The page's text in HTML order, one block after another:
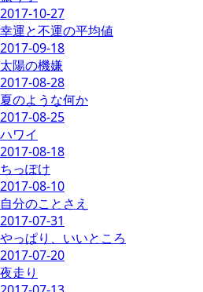
2017-10-27
幸運と不運の平均値
2017-09-18
太陽の機嫌
2017-08-28
夏のような何か
2017-08-25
ハワイ
2017-08-18
ちっぽけ
2017-08-10
自分のことさえ
2017-07-31
やっぱり、いいところ
2017-07-20
夜走り